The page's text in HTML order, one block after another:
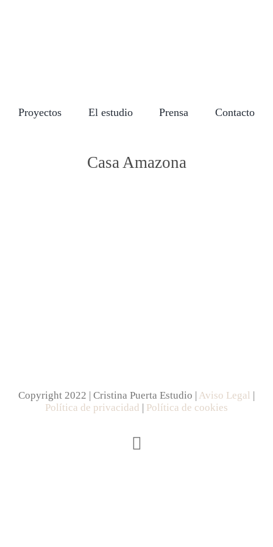
Proyectos El estudio Prensa Contacto
Casa Amazona
Copyright 2022 | Cristina Puerta Estudio | Aviso Legal |
Política de privacidad | Política de cookies